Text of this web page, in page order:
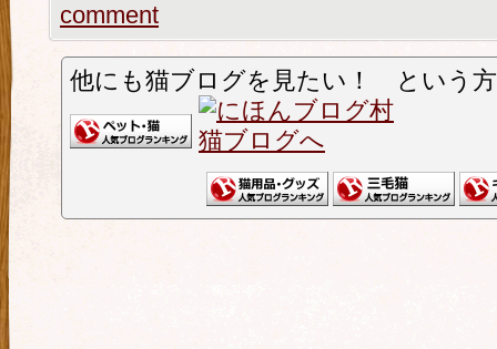
comment
他にも猫ブログを見たい！ という